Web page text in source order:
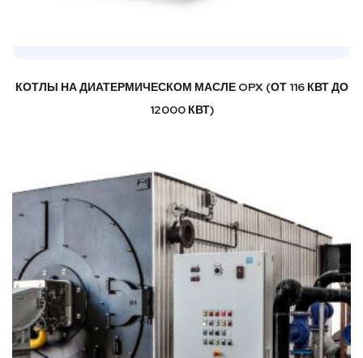
КОТЛЫ НА ДИАТЕРМИЧЕСКОМ МАСЛЕ OPX (ОТ 116 КВТ ДО
12000 КВТ)